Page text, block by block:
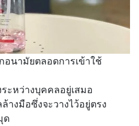
อนามัยตลอดการเข้าใช้
ะหว่างบุคคลอยู่เสมอ
างมือซึ่งจะวางไว้อยู่ตรง
ด